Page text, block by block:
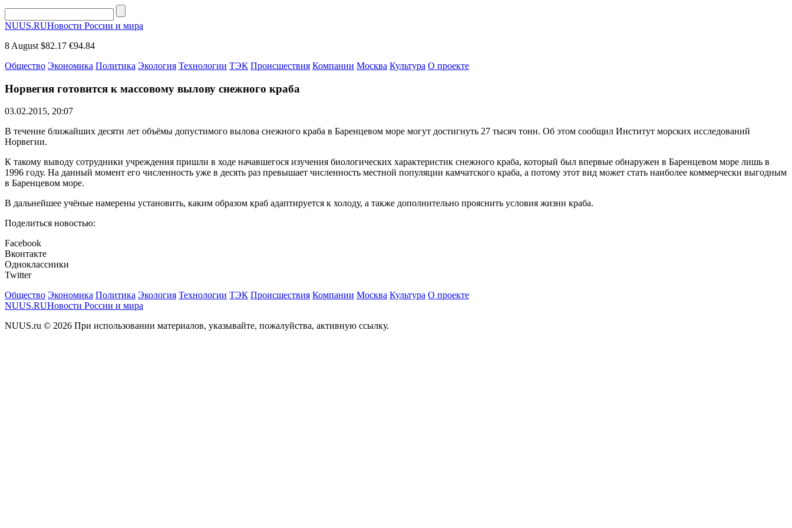
NUUS.RUНовости России и мира
8 August $82.17 €94.84
Общество Экономика Политика Экология Технологии ТЭК Происшествия Компании Москва Культура О проекте
Норвегия готовится к массовому вылову снежного краба
03.02.2015, 20:07
В течение ближайших десяти лет объёмы допустимого вылова снежного краба в Баренцевом море могут достигнуть 27 тысяч тонн. Об этом сообщил Институт морских исследований
Норвегии.
К такому выводу сотрудники учреждения пришли в ходе начавшегося изучения биологических характеристик снежного краба, который был впервые обнаружен в Баренцевом море лишь в
1996 году. На данный момент его численность уже в десять раз превышает численность местной популяции камчатского краба, а потому этот вид может стать наиболее коммерчески выгодным
в Баренцевом море.
В дальнейшее учёные намерены установить, каким образом краб адаптируется к холоду, а также дополнительно прояснить условия жизни краба.
Поделиться новостью:
Facebook
Вконтакте
Одноклассники
Twitter
Общество Экономика Политика Экология Технологии ТЭК Происшествия Компании Москва Культура О проекте
NUUS.RUНовости России и мира
NUUS.ru © 2026 При использовании материалов, указывайте, пожалуйства, активную ссылку.